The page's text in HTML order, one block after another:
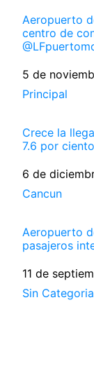
Aeropuerto
centro de
Fecha
5 de
Respecto a
Principal
Crece la
7.6 por
Fecha
6 de
Respecto a
Cancun
Aeropuerto
pasajeros
Fecha
11 de
Respecto a
Sin Categoria